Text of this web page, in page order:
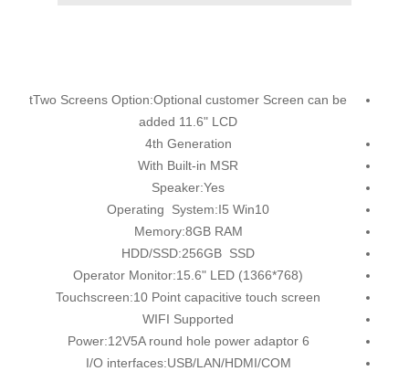
tTwo Screens Option:Optional customer Screen can be
added 11.6" LCD
4th Generation
With Built-in MSR
Speaker:Yes
Operating System:I5 Win10
Memory:8GB RAM
HDD/SSD:256GB SSD
Operator Monitor:15.6" LED (1366*768)
Touchscreen:10 Point capacitive touch screen
WIFI Supported
Power:12V5A round hole power adaptor 6
I/O interfaces:USB/LAN/HDMI/COM